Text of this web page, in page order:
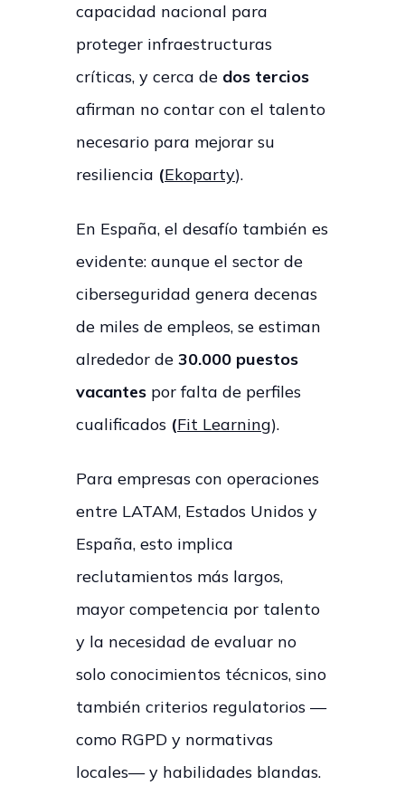
capacidad nacional para
proteger infraestructuras
críticas, y cerca de dos tercios
afirman no contar con el talento
necesario para mejorar su
resiliencia (Ekoparty).
En España, el desafío también es
evidente: aunque el sector de
ciberseguridad genera decenas
de miles de empleos, se estiman
alrededor de 30.000 puestos
vacantes por falta de perfiles
cualificados (Fit Learning).
Para empresas con operaciones
entre LATAM, Estados Unidos y
España, esto implica
reclutamientos más largos,
mayor competencia por talento
y la necesidad de evaluar no
solo conocimientos técnicos, sino
también criterios regulatorios —
como RGPD y normativas
locales— y habilidades blandas.